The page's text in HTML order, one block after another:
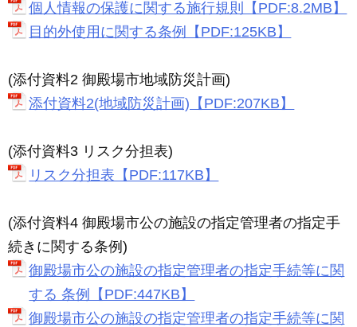
個人情報の保護に関する施行規則【PDF:8.2MB】
目的外使用に関する条例【PDF:125KB】
(添付資料2 御殿場市地域防災計画)
添付資料2(地域防災計画)【PDF:207KB】
(添付資料3 リスク分担表)
リスク分担表【PDF:117KB】
(添付資料4 御殿場市公の施設の指定管理者の指定手
続きに関する条例)
御殿場市公の施設の指定管理者の指定手続等に関
する 条例【PDF:447KB】
御殿場市公の施設の指定管理者の指定手続等に関